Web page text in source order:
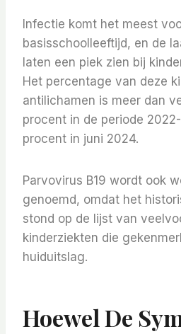
Infectie komt het meest
basisschoolleeftijd, en de
laten een piek zien bij
Het percentage van deze
antilichamen is meer dan
procent in de periode
procent in juni 2024.
Parvovirus B19 wordt ook
genoemd, omdat het
stond op de lijst van
kinderziekten die
huiduitslag.
Hoewel De